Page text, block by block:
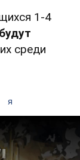
1-4
среди